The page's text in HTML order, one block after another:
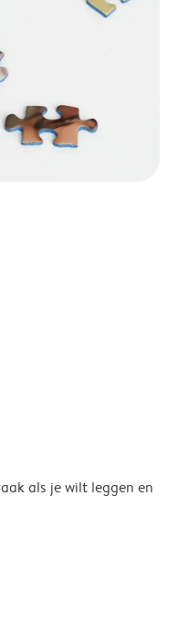
als je wilt leggen en